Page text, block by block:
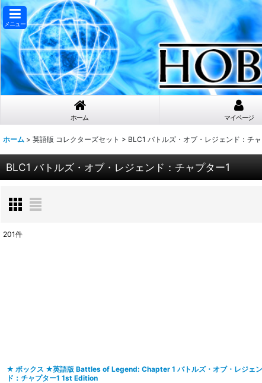
メニュー
ホーム マイページ
ホーム > 英語版 コレクターズセット > BLC1 バトルズ・オブ・レジェンド：チ
BLC1 バトルズ・オブ・レジェンド：チャプター1
201件
★ ボックス ★英語版 Battles of Legend: Chapter 1 バトルズ・オブ・レジェン
ド：チャプター1 1st Edition